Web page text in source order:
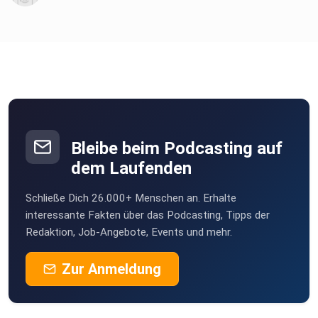
Bleibe beim Podcasting auf
dem Laufenden
Schließe Dich 26.000+ Menschen an. Erhalte
interessante Fakten über das Podcasting, Tipps der
Redaktion, Job-Angebote, Events und mehr.
Zur Anmeldung